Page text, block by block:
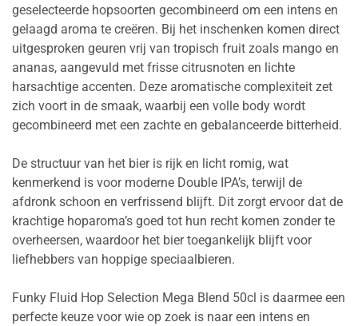
geselecteerde hopsoorten gecombineerd om een intens en
gelaagd aroma te creëren. Bij het inschenken komen direct
uitgesproken geuren vrij van tropisch fruit zoals mango en
ananas, aangevuld met frisse citrusnoten en lichte
harsachtige accenten. Deze aromatische complexiteit zet
zich voort in de smaak, waarbij een volle body wordt
gecombineerd met een zachte en gebalanceerde bitterheid.
De structuur van het bier is rijk en licht romig, wat
kenmerkend is voor moderne Double IPA’s, terwijl de
afdronk schoon en verfrissend blijft. Dit zorgt ervoor dat de
krachtige hoparoma’s goed tot hun recht komen zonder te
overheersen, waardoor het bier toegankelijk blijft voor
liefhebbers van hoppige speciaalbieren.
Funky Fluid Hop Selection Mega Blend 50cl is daarmee een
perfecte keuze voor wie op zoek is naar een intens en